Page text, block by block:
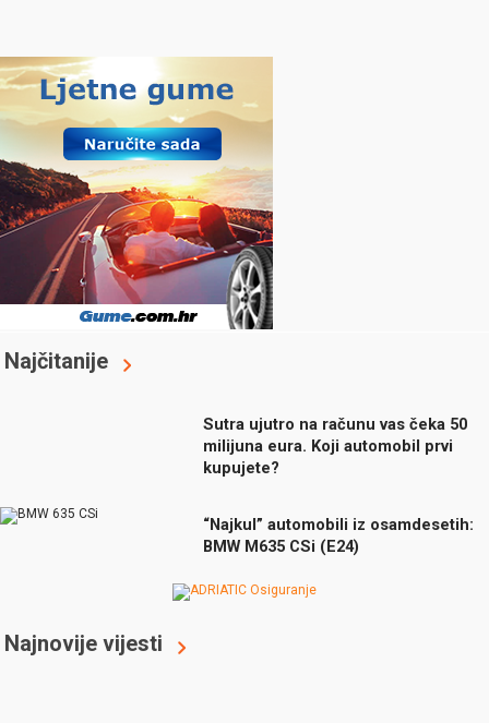
Najčitanije
Sutra ujutro na računu vas čeka 50
milijuna eura. Koji automobil prvi
kupujete?
“Najkul” automobili iz osamdesetih:
BMW M635 CSi (E24)
Najnovije vijesti